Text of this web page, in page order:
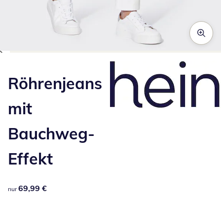
Röhrenjeans
mit
Bauchweg-
Effekt
69,99 €
nur 69,99 €